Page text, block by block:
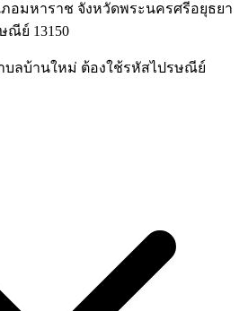
อมหาราช จังหวัดพระนครศรีอยุธยา
ณีย์ 13150
บลบ้านใหม่ ต้องใช้รหัสไปรษณีย์